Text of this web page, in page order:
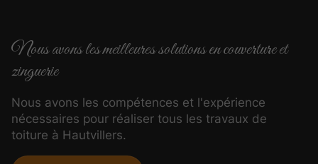
Nous avons les meilleures solutions en couverture et
zinguerie
Nous avons les compétences et l'expérience
nécessaires pour réaliser tous les travaux de
toiture à Hautvillers.